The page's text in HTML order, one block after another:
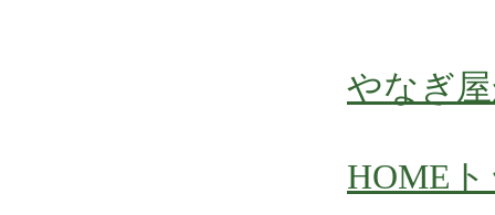
やなぎ
HOME